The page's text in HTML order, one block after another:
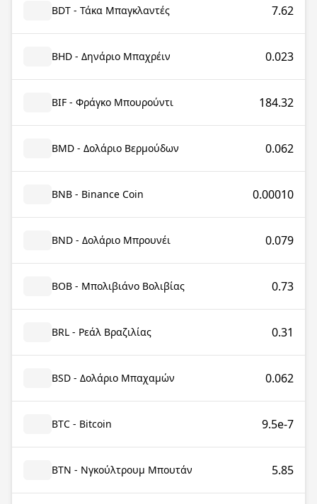
BDT - Τάκα Μπαγκλαντές 7.62
BHD - Δηνάριο Μπαχρέιν 0.023
BIF - Φράγκο Μπουρούντι 184.32
BMD - Δολάριο Βερμούδων 0.062
BNB - Binance Coin 0.00010
BND - Δολάριο Μπρουνέι 0.079
BOB - Μπολιβιάνο Βολιβίας 0.73
BRL - Ρεάλ Βραζιλίας 0.31
BSD - Δολάριο Μπαχαμών 0.062
BTC - Bitcoin 9.5e-7
BTN - Νγκούλτρουμ Μπουτάν 5.85